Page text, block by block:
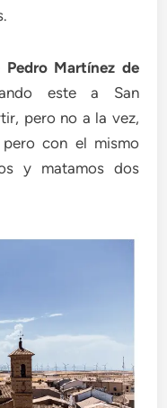
Pedro Martínez de
este a San
pero no a la vez,
con el mismo
y matamos dos